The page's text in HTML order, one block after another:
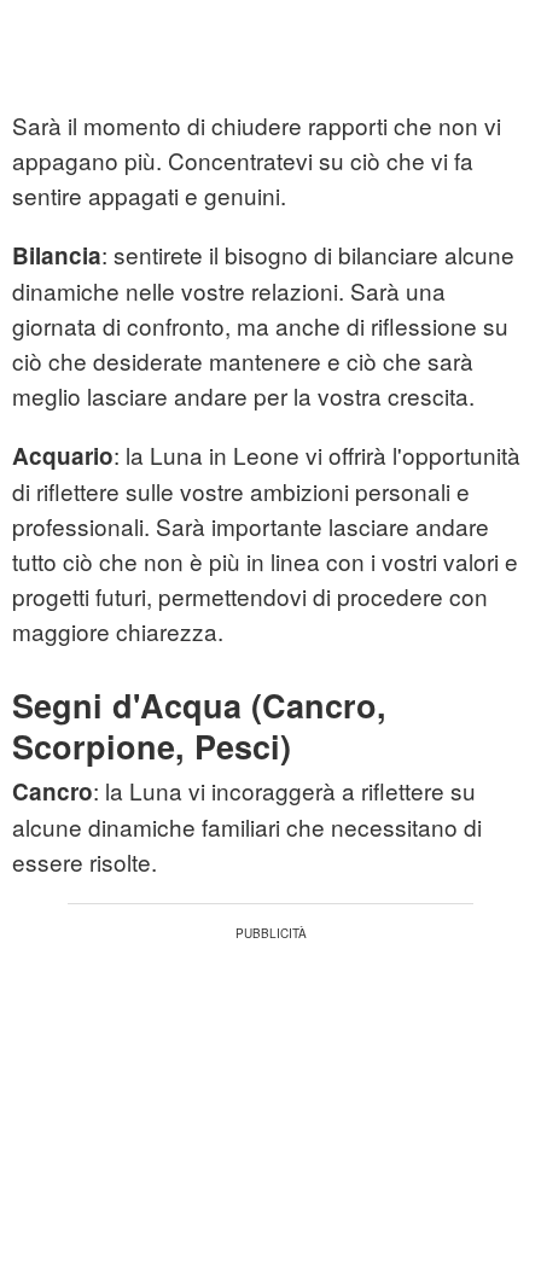
Sarà il momento di chiudere rapporti che non vi
appagano più. Concentratevi su ciò che vi fa
sentire appagati e genuini.
Bilancia: sentirete il bisogno di bilanciare alcune
dinamiche nelle vostre relazioni. Sarà una
giornata di confronto, ma anche di riflessione su
ciò che desiderate mantenere e ciò che sarà
meglio lasciare andare per la vostra crescita.
Acquario: la Luna in Leone vi offrirà l'opportunità
di riflettere sulle vostre ambizioni personali e
professionali. Sarà importante lasciare andare
tutto ciò che non è più in linea con i vostri valori e
progetti futuri, permettendovi di procedere con
maggiore chiarezza.
Segni d'Acqua (Cancro,
Scorpione, Pesci)
Cancro: la Luna vi incoraggerà a riflettere su
alcune dinamiche familiari che necessitano di
essere risolte.